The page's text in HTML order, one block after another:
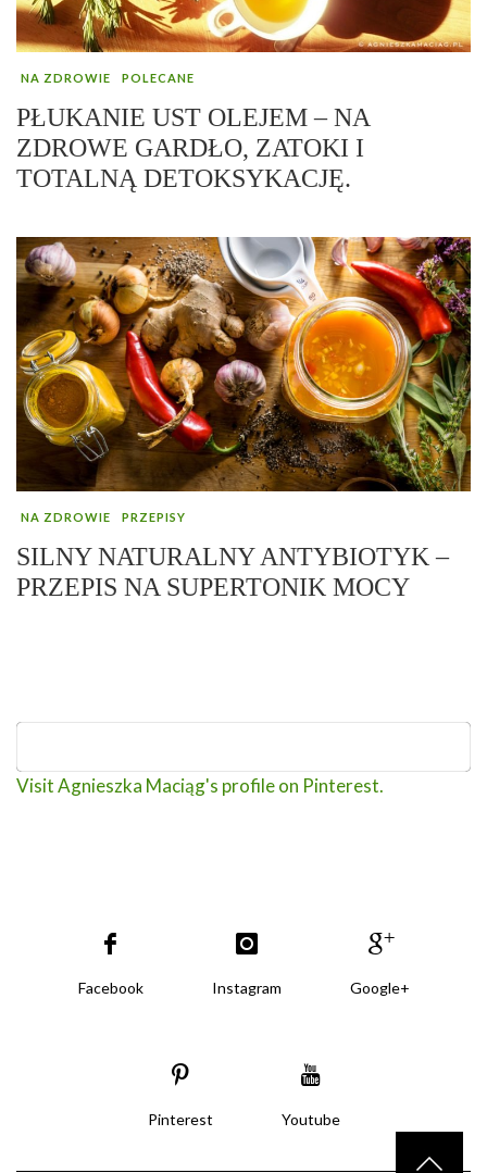
NA ZDROWIE POLECANE
PŁUKANIE UST OLEJEM – NA
ZDROWE GARDŁO, ZATOKI I
TOTALNĄ DETOKSYKACJĘ.
NA ZDROWIE PRZEPISY
SILNY NATURALNY ANTYBIOTYK –
PRZEPIS NA SUPERTONIK MOCY
Visit Agnieszka Maciąg's profile on Pinterest.
Facebook Instagram Google+
Pinterest Youtube